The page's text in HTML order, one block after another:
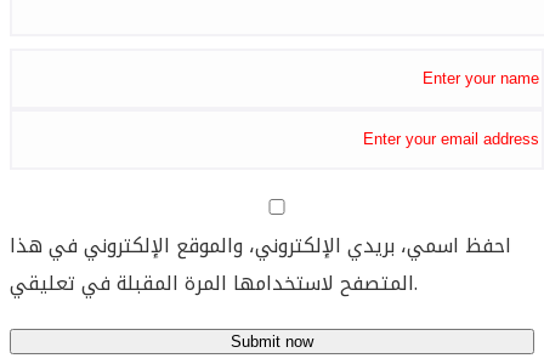
احفظ اسمي، بريدي الإلكتروني، والموقع الإلكتروني في هذا
المتصفح لاستخدامها المرة المقبلة في تعليقي.